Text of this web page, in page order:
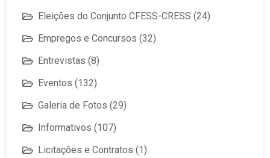
Eleições do Conjunto CFESS-CRESS (24)
Empregos e Concursos (32)
Entrevistas (8)
Eventos (132)
Galeria de Fotos (29)
Informativos (107)
Licitações e Contratos (1)